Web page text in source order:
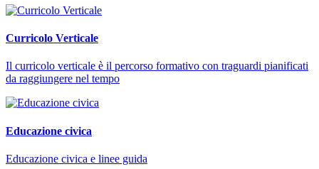
Curricolo Verticale
Il curricolo verticale è il percorso formativo con traguardi pianificati
da raggiungere nel tempo
Educazione civica
Educazione civica e linee guida